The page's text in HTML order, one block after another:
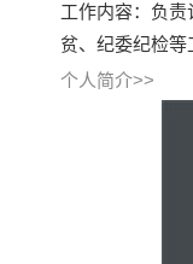
工作内容：负
贫、纪委纪检等
个人简介>>